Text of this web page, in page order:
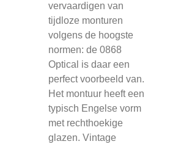
vervaardigen van
tijdloze monturen
volgens de hoogste
normen: de 0868
Optical is daar een
perfect voorbeeld van.
Het montuur heeft een
typisch Engelse vorm
met rechthoekige
glazen. Vintage